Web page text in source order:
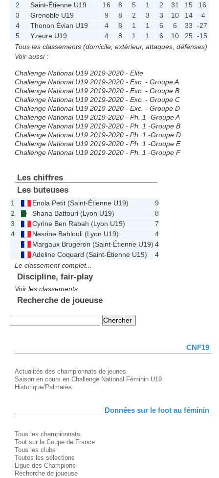
2
Saint-Étienne U19 16 8 5 1 2 31 15
16
3
Grenoble U19 9 8 2 3 3 10 14
-4
4
Thonon Évian U19 4 8 1 1 6 6 33
-27
5
Yzeure U19 4 8 1 1 6 10 25 -15
Tous les classements (domicile, extérieur, attaques, défenses)
Voir aussi :
Challenge National U19 2019-2020 - Elite
Challenge National U19 2019-2020 - Exc. - Groupe A
Challenge National U19 2019-2020 - Exc. - Groupe B
Challenge National U19 2019-2020 - Exc. - Groupe C
Challenge National U19 2019-2020 - Exc. - Groupe D
Challenge National U19 2019-2020 - Ph. 1 -Groupe A
Challenge National U19 2019-2020 - Ph. 1 -Groupe B
Challenge National U19 2019-2020 - Ph. 1 -Groupe D
Challenge National U19 2019-2020 - Ph. 1 -Groupe E
Challenge National U19 2019-2020 - Ph. 1 -Groupe F
Les chiffres
Les buteuses
1 Enola Petit (Saint-Étienne U19)
9
2
Shana Battouri (Lyon U19)
8
3
Cyrine Ben Rabah (Lyon U19)
7
4
Nesrine Bahlouli (Lyon U19)
4
Margaux Brugeron (Saint-Étienne U19) 4
Adeline Coquard (Saint-Étienne U19)
4
Le classement complet...
Discipline, fair-play
Voir les classements
Recherche de joueuse
CNF19
Actualités des championnats de jeunes
Saison en cours en Challenge National Féminin U19
Historique/Palmarès
Données sur le foot au féminin
Tous les championnats
Tout sur la Coupe de France
Tous les clubs
Toutes les sélections
Ligue des Champions
Recherche de joueuse